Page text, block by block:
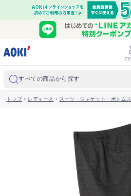
すべての商品から探す
トップ> レディース > スーツ・ジャケット・ボトムス